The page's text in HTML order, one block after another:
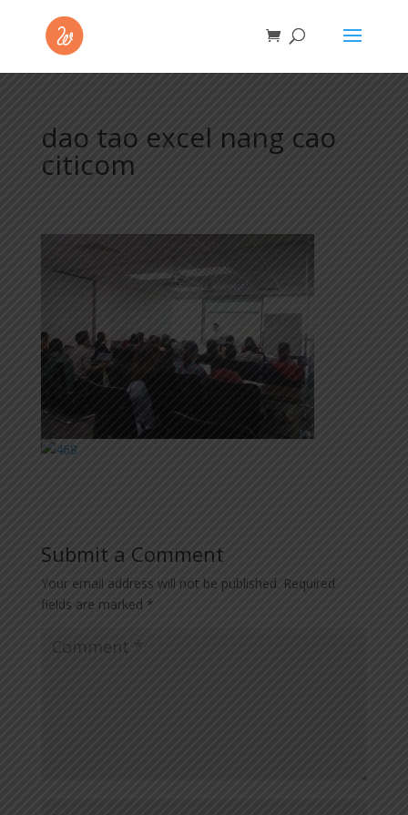
dao tao excel nang cao
citicom
Submit a Comment
Your email address will not be published. Required
fields are marked *